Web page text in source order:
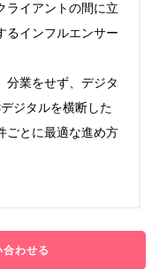
ライアントの間に立
るインフルエンサー
分業をせず、デジタ
ジタルを横断した
ごとに最適な進め方
わせる